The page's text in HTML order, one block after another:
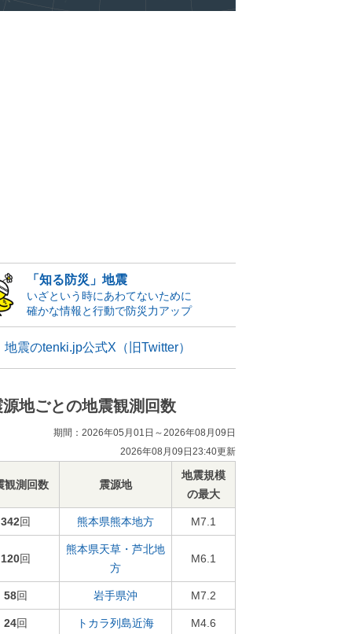
「知る防災」地震
いざという時にあわてないために
確かな情報と行動で防災力アップ
地震のtenki.jp公式X（旧Twitter）
源地ごとの地震観測回数
期間：2026年05月01日～2026年08月09日
2026年08月09日23:40更新
観測回数 震源地
地震規模
の最大
342回 熊本県熊本地方 M7.1
120回
熊本県天草・芦北地
方
M6.1
58回 岩手県沖 M7.2
24回 トカラ列島近海 M4.6